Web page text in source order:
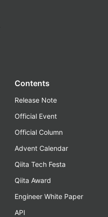
Contents
Release Note
Official Event
Official Column
Advent Calendar
Qiita Tech Festa
Qiita Award
Engineer White Paper
API